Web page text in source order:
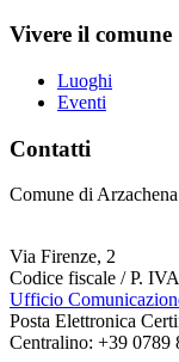
Vivere il comune
Luoghi
Eventi
Contatti
Comune di Arzachena
Via Firenze, 2
Codice fiscale / P.
Ufficio
Posta Elettronica
Centralino: +39 0789